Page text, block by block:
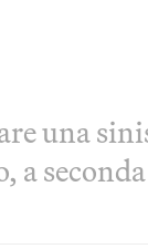
una
a